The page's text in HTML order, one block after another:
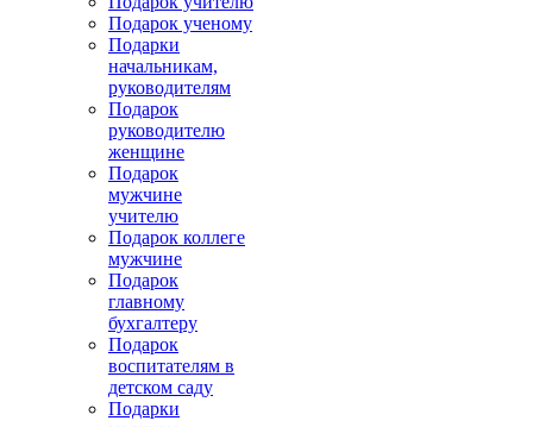
Подарок ученому
Подарки
начальникам,
руководителям
Подарок
руководителю
женщине
Подарок
мужчине
учителю
Подарок коллеге
мужчине
Подарок
главному
бухгалтеру
Подарок
воспитателям в
детском саду
Подарки